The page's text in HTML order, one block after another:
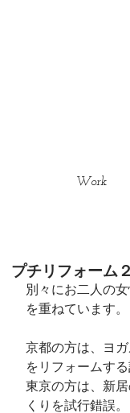
Work
プチリフォーム
別々にお二人の
を重ねています。
京都の方は、ヨ
をリフォームする
東京の方は、新
くりを試行錯誤。